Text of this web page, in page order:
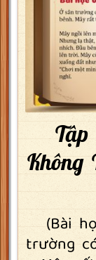
Không
(Bài
trường